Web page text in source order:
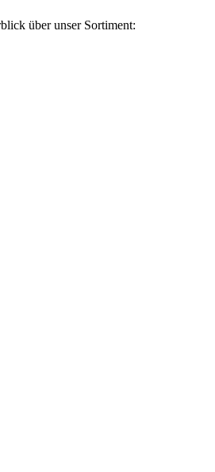
über unser Sortiment: